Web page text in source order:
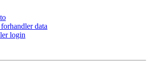
data
login